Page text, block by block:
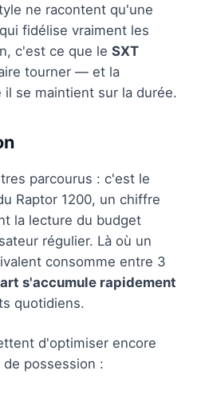
ne racontent qu'une
fidélise vraiment les
c'est ce que le SXT
tourner — et la
se maintient sur la durée.
parcourus : c'est le
Raptor 1200, un chiffre
la lecture du budget
régulier. Là où un
consomme entre 3
s'accumule rapidement
quotidiens.
d'optimiser encore
possession :